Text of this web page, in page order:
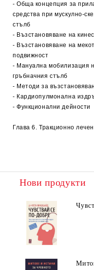
- Обща концепция за
средства при мускулно-
стълб
- Възстановяване на
- Възстановяване на
подвижност
- Мануална мобилизация
гръбначния стълб
- Методи за
- Кардиопулмонална
- Функционални дейности
Глава 6. Тракционно
Нови продукти